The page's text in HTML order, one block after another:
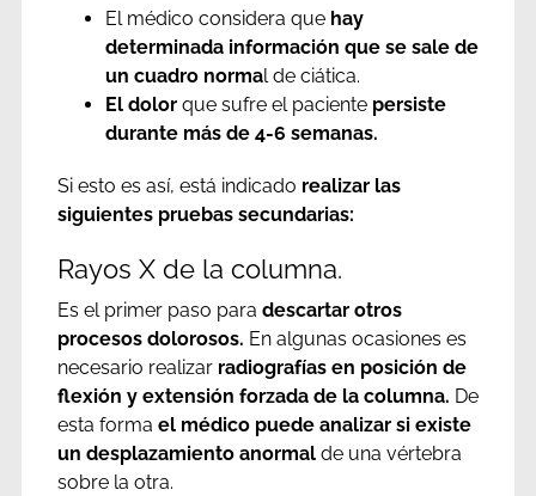
El médico considera que hay
determinada información que se sale de
un cuadro normal de ciática.
El dolorque sufre el paciente persiste
durante más de 4-6 semanas.
Si esto es así, está indicado realizar las
siguientes pruebas secundarias:
Rayos X de la columna.
Es el primer paso para descartar otros
procesos dolorosos. En algunas ocasiones es
necesario realizarradiografías en posición de
flexión y extensión forzada de la columna. De
esta forma el médico puede analizar si existe
un desplazamiento anormal de una vértebra
sobre la otra.